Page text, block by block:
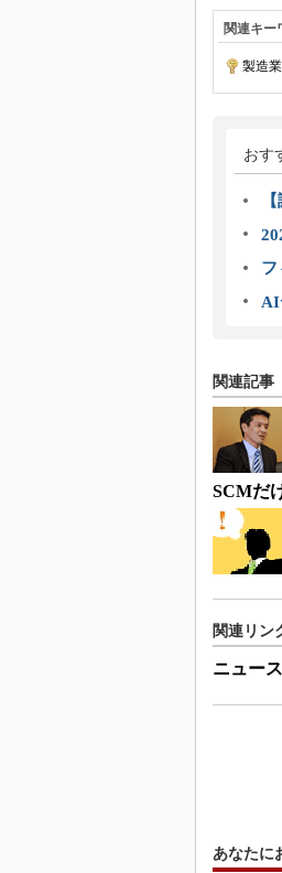
関連キー
製造業
おす
フ
AI
関連記事
SCMだ
関連リン
ニュー
あなたに